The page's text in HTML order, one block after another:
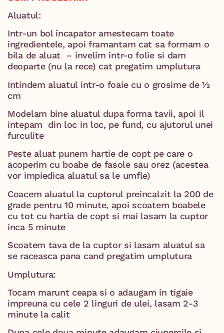
Aluatul:
Intr-un bol incapator amestecam toate
ingredientele, apoi framantam cat sa formam o
bila de aluat – invelim intr-o folie si dam
deoparte (nu la rece) cat pregatim umplutura
Intindem aluatul intr-o foaie cu o grosime de ½
cm
Modelam bine aluatul dupa forma tavii, apoi il
intepam din loc in loc, pe fund, cu ajutorul unei
furculite
Peste aluat punem hartie de copt pe care o
acoperim cu boabe de fasole sau orez (acestea
vor impiedica aluatul sa le umfle)
Coacem aluatul la cuptorul preincalzit la 200 de
grade pentru 10 minute, apoi scoatem boabele
cu tot cu hartia de copt si mai lasam la cuptor
inca 5 minute
Scoatem tava de la cuptor si lasam aluatul sa
se raceasca pana cand pregatim umplutura
Umplutura:
Tocam marunt ceapa si o adaugam in tigaie
impreuna cu cele 2 linguri de ulei, lasam 2-3
minute la calit